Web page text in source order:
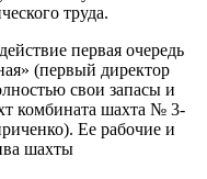
труда.
первая очередь
(первый директор
свои запасы и
комбината шахта № 3-
Ее рабочие и
шахты